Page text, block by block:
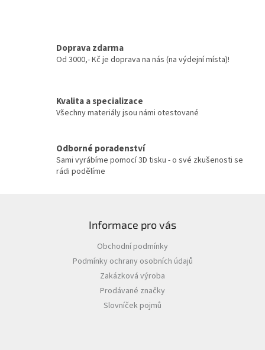
í
k
y
p
i
Doprava zdarma
Od 3000,- Kč je doprava na nás (na výdejní místa)!
Kvalita a specializace
Všechny materiály jsou námi otestované
Odborné poradenství
Sami vyrábíme pomocí 3D tisku - o své zkušenosti se
rádi podělíme
Informace pro vás
Obchodní podmínky
Podmínky ochrany osobních údajů
Zakázková výroba
Prodávané značky
Slovníček pojmů